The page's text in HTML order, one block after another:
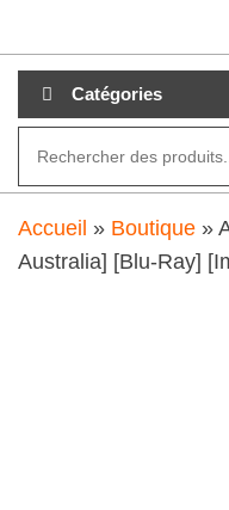
au
contenuCatégories
Accueil » Boutique »
Australia] [Blu-Ray]